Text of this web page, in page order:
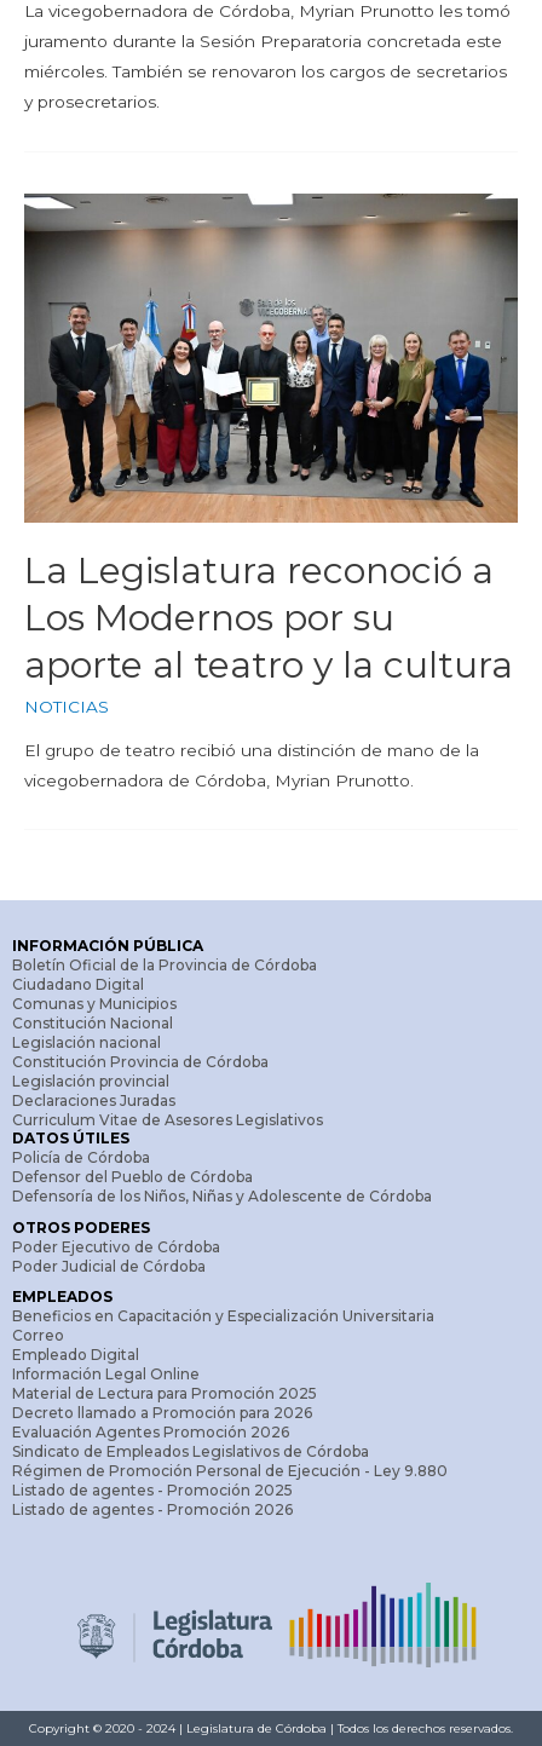
La vicegobernadora de Córdoba, Myrian Prunotto les tomó
juramento durante la Sesión Preparatoria concretada este
miércoles. También se renovaron los cargos de secretarios
y prosecretarios.
La Legislatura reconoció a
Los Modernos por su
aporte al teatro y la cultura
NOTICIAS
El grupo de teatro recibió una distinción de mano de la
vicegobernadora de Córdoba, Myrian Prunotto.
INFORMACIÓN PÚBLICA
Boletín Oficial de la Provincia de Córdoba
Ciudadano Digital
Comunas y Municipios
Constitución Nacional
Legislación nacional
Constitución Provincia de Córdoba
Legislación provincial
Declaraciones Juradas
Curriculum Vitae de Asesores Legislativos
DATOS ÚTILES
Policía de Córdoba
Defensor del Pueblo de Córdoba
Defensoría de los Niños, Niñas y Adolescente de Córdoba
OTROS PODERES
Poder Ejecutivo de Córdoba
Poder Judicial de Córdoba
EMPLEADOS
Beneficios en Capacitación y Especialización Universitaria
Correo
Empleado Digital
Información Legal Online
Material de Lectura para Promoción 2025
Decreto llamado a Promoción para 2026
Evaluación Agentes Promoción 2026
Sindicato de Empleados Legislativos de Córdoba
Régimen de Promoción Personal de Ejecución - Ley 9.880
Listado de agentes - Promoción 2025
Listado de agentes - Promoción 2026
Copyright © 2020 - 2024 | Legislatura de Córdoba | Todos los derechos reservados.